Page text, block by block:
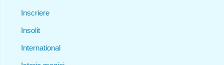
Inscriere
Insolit
International